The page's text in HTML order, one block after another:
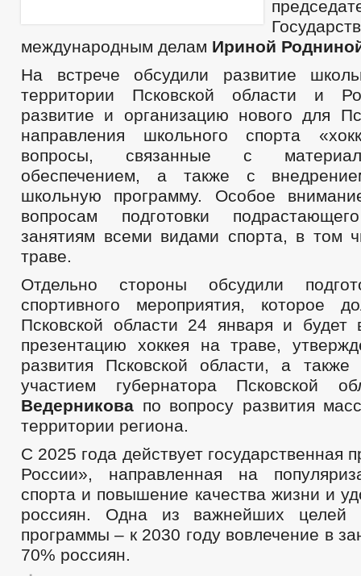
ПОРЯДОК ОБЖАЛОВАНИЯ МУНИЦИПАЛЬНЫХ
ПОРЯДОК ОБЖАЛОВАНИЯ НПА
РАСПОРЯЖЕНИЯ
АДМИНИСТРАТИВНЫЕ РЕГЛАМЕНТЫ
ФЕДЕРАЛЬНЫЕ
БЮДЖЕТ
БЮДЖЕТ ПО ГОДАМ
ОТЧЕТ ОБ ИСПОЛНЕНИИ БЮДЖЕТА
МУНИЦИПАЛЬНЫЕ УСЛУГИ
МУНИЦИПАЛЬНЫЕ УСЛУГИ
СТАНДАРТЫ МУНИЦИПАЛЬНЫХ УСЛУГ
ПРИЕМ ГРАЖДАН
ОБРАЩЕНИЕ К ГЛАВЕ
ГРАФИК ПРИЕМА
ФОРМА ОБРАЩЕНИЙ И ЗАЯВЛЕНИЙ
РЕГЛАМЕНТ РАССМОТРЕНИЯ ОБРАЩЕНИЙ
международным делам Ириной
На встрече обсудили развитие
территории Псковской области и
развитие и организацию нового для
направления школьного спорта
вопросы, связанные с
обеспечением, а также с
школьную программу. Особое
вопросам подготовки
занятиям всеми видами спорта, в том
траве.
Отдельно стороны обсудили
спортивного мероприятия, которое
Псковской области 24 января и будет
презентацию хоккея на траве,
развития Псковской области, а
участием губернатора Псковской
Ведерникова по вопросу развития
территории региона.
С 2025 года действует государственная
России», направленная на
спорта и повышение качества жизни и
россиян. Одна из важнейших целей
программы – к 2030 году вовлечение в
70% россиян.